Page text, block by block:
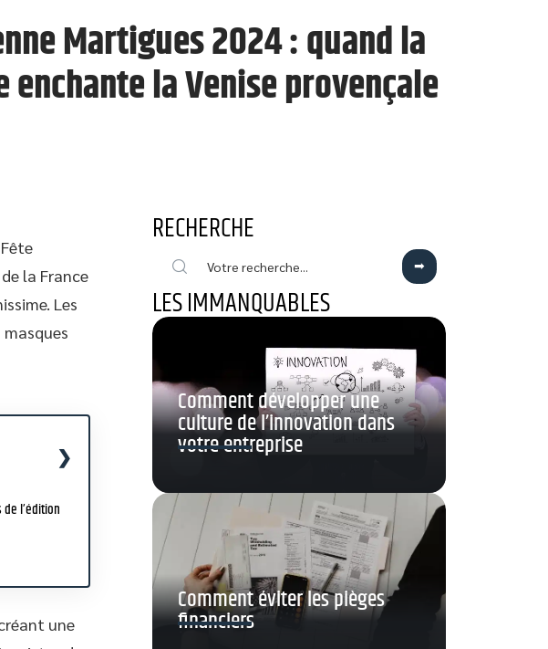
Martigues 2024 : quand la
enchante la Venise provençale
la France
Les
l’édition
une
RECHERCHE
LES IMMANQUABLES
Comment développer une
culture de l’innovation dans
votre entreprise
Comment éviter les pièges
financiers